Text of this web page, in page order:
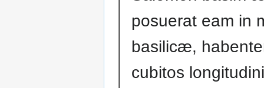
posuerat eam in
basilicæ,
cubitos